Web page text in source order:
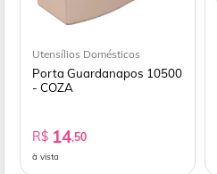
Utensílios Domésticos
Porta Guardanapos 10500
- COZA
R$ 14,50
à vista